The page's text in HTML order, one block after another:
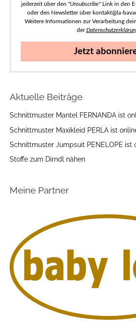
jederzeit über den "Unsubscribe" Link in den
oder den Newsletter über kontakt@la-
Weitere Informationen zur Verarbeitung
der
Jetzt
Aktuelle Beiträge
Schnittmuster Mantel FERNANDA ist
Schnittmuster Maxikleid PERLA ist
Schnittmuster Jumpsuit PENELOPE ist
Stoffe zum Dirndl nähen
Meine Partner